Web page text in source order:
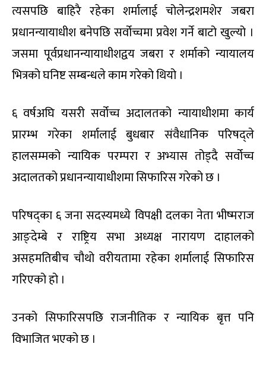
त्यसपछि बाहिरै रहेका शर्मालाई चोलेन्द्रशमशेर जबरा
प्रधानन्यायाधीश बनेपछि सर्वोच्चमा प्रवेश गर्ने बाटो खुल्यो ।
जसमा पूर्वप्रधानन्यायाधीशद्वय जबरा र शर्माको न्यायालय
भित्रको घनिष्ट सम्बन्धले काम गरेको थियो ।
६ वर्षअघि यसरी सर्वोच्च अदालतको न्यायाधीशमा कार्य
प्रारम्भ गरेका शर्मालाई बुधबार संवैधानिक परिषद्ले
हालसम्मको न्यायिक परम्परा र अभ्यास तोड्दै सर्वोच्च
अदालतको प्रधानन्यायाधीशमा सिफारिस गरेको छ ।
परिषद्का ६ जना सदस्यमध्ये विपक्षी दलका नेता भीष्मराज
आङ्देम्बे र राष्ट्रिय सभा अध्यक्ष नारायण दाहालको
असहमतिबीच चौथो वरीयतामा रहेका शर्मालाई सिफारिस
गरिएको हो ।
उनको सिफारिसपछि राजनीतिक र न्यायिक बृत्त पनि
विभाजित भएको छ ।